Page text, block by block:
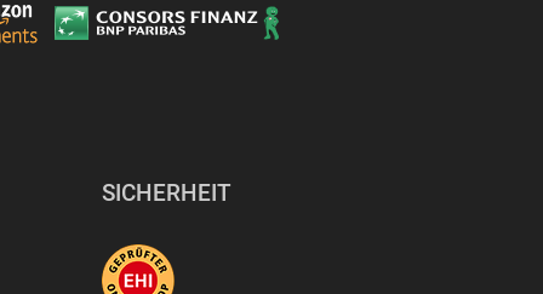
SICHERHEIT